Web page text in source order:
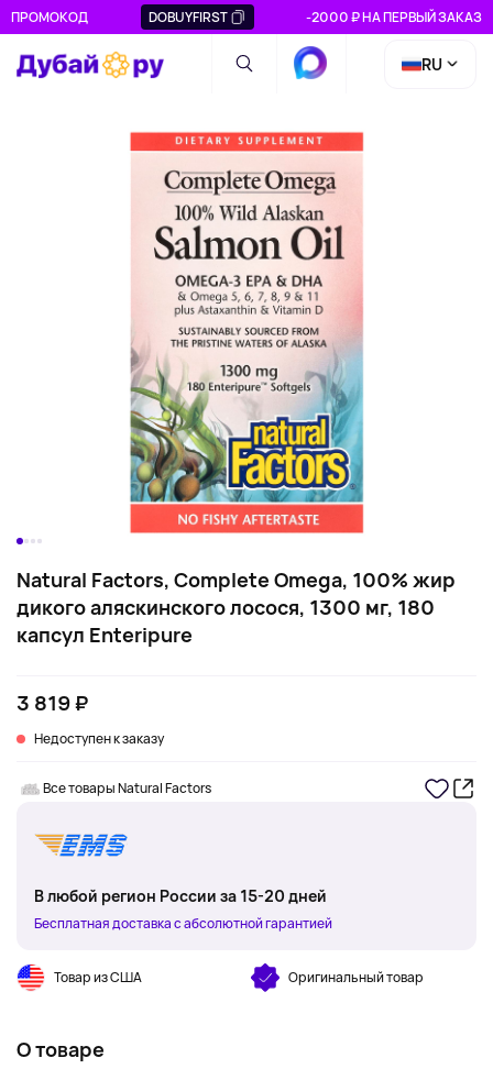
ПРОМОКОД DOBUYFIRST -2000 ₽ НА ПЕРВЫЙ ЗАКАЗ
RU
Natural Factors, Complete Omega, 100% жир
дикого аляскинского лосося, 1300 мг, 180
капсул Enteripure
3 819 ₽
Недоступен к заказу
Все товары Natural Factors
В любой регион России за 15-20 дней
Бесплатная доставка с абсолютной гарантией
Товар из США Оригинальный товар
О товаре